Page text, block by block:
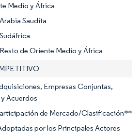
Medio y África
Saudita
de Oriente Medio y África
Empresas Conjuntas,
Acuerdos
de Mercado/Clasificación**
por los Principales Actores